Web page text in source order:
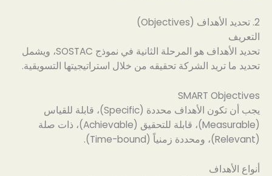
2. تحديد الأهداف (Objectives)
التعريف
تحديد الأهداف هو المرحلة الثانية في نموذج SOSTAC، ويشمل
تحديد ما تريد الشركة تحقيقه من خلال استراتيجيتها التسويقية.
SMART Objectives
يجب أن تكون الأهداف محددة (Specific)، قابلة للقياس
(Measurable)، قابلة للتحقيق (Achievable)، ذات صلة
(Relevant)، ومحددة زمنياً (Time-bound).
أنواع الأهداف